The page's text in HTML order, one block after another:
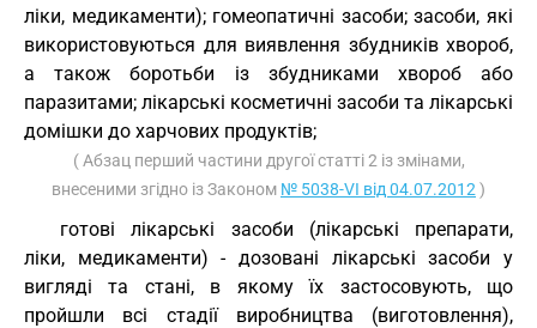
ліки, медикаменти); гомеопатичні засоби; засоби, які
використовуються для виявлення збудників хвороб,
а також боротьби із збудниками хвороб або
паразитами; лікарські косметичні засоби та лікарські
домішки до харчових продуктів;
( Абзац перший частини другої статті 2 із змінами,
внесеними згідно із Законом № 5038-VI від 04.07.2012 )
готові лікарські засоби (лікарські препарати,
ліки, медикаменти) - дозовані лікарські засоби у
вигляді та стані, в якому їх застосовують, що
пройшли всі стадії виробництва (виготовлення),